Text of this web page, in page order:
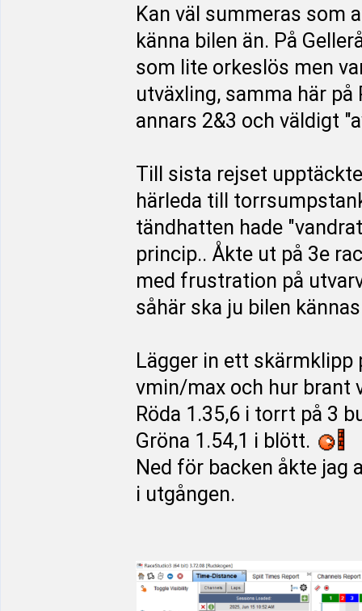
Kan väl summeras
känna bilen än. På
som lite orkeslös men
utväxling, samma här
annars 2&3 och väldigt
Till sista rejset
härleda till
tändhatten hade
princip.. Åkte ut på 3e
med frustration på
såhär ska ju bilen
Lägger in ett skärmklipp
vmin/max och hur brant
Röda 1.35,6 i torrt på 3
Gröna 1.54,1 i blött.
Ned för backen åkte jag
i utgången.